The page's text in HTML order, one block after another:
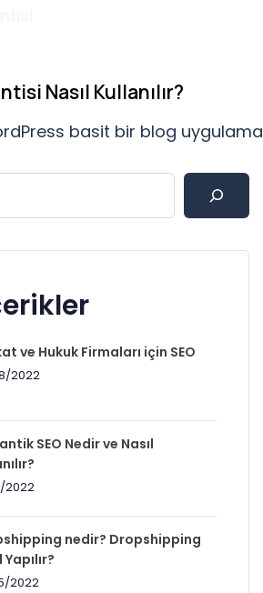
Nasıl Kullanılır?
basit bir blog
ve Hukuk Firmaları için SEO
2022
SEO Nedir ve Nasıl
2022
nedir? Dropshipping
Yapılır?
2022